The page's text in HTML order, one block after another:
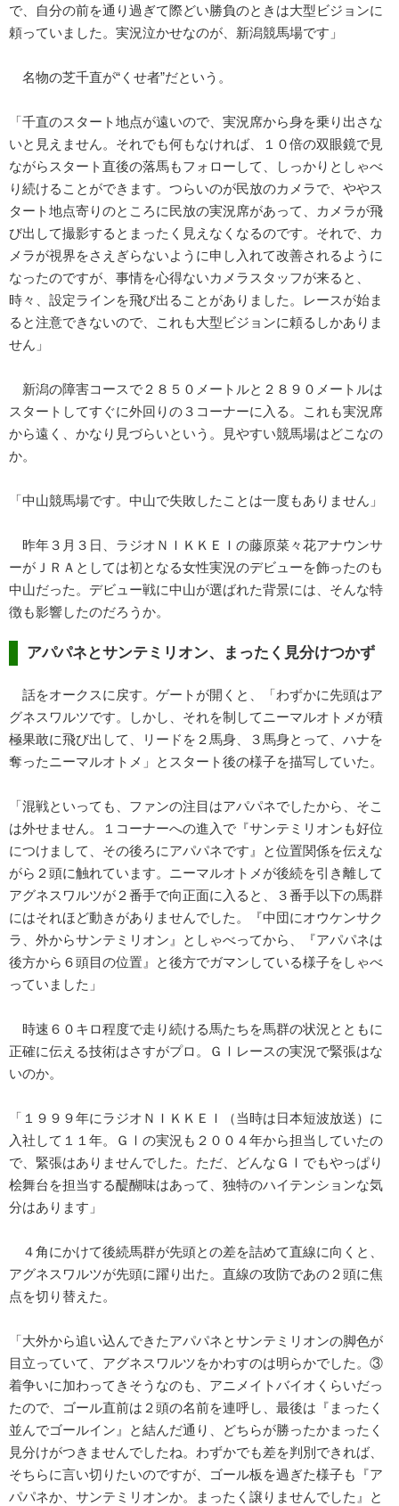
で、自分の前を通り過ぎて際どい勝負のときは大型ビジョンに
頼っていました。実況泣かせなのが、新潟競馬場です」
名物の芝千直が“くせ者”だという。
「千直のスタート地点が遠いので、実況席から身を乗り出さな
いと見えません。それでも何もなければ、１０倍の双眼鏡で見
ながらスタート直後の落馬もフォローして、しっかりとしゃべ
り続けることができます。つらいのが民放のカメラで、ややス
タート地点寄りのところに民放の実況席があって、カメラが飛
び出して撮影するとまったく見えなくなるのです。それで、カ
メラが視界をさえぎらないように申し入れて改善されるように
なったのですが、事情を心得ないカメラスタッフが来ると、
時々、設定ラインを飛び出ることがありました。レースが始ま
ると注意できないので、これも大型ビジョンに頼るしかありま
せん」
新潟の障害コースで２８５０メートルと２８９０メートルは
スタートしてすぐに外回りの３コーナーに入る。これも実況席
から遠く、かなり見づらいという。見やすい競馬場はどこなの
か。
「中山競馬場です。中山で失敗したことは一度もありません」
昨年３月３日、ラジオＮＩＫＫＥＩの藤原菜々花アナウンサ
ーがＪＲＡとしては初となる女性実況のデビューを飾ったのも
中山だった。デビュー戦に中山が選ばれた背景には、そんな特
徴も影響したのだろうか。
アパパネとサンテミリオン、まったく見分けつかず
話をオークスに戻す。ゲートが開くと、「わずかに先頭はア
グネスワルツです。しかし、それを制してニーマルオトメが積
極果敢に飛び出して、リードを２馬身、３馬身とって、ハナを
奪ったニーマルオトメ」とスタート後の様子を描写していた。
「混戦といっても、ファンの注目はアパパネでしたから、そこ
は外せません。１コーナーへの進入で『サンテミリオンも好位
につけまして、その後ろにアパパネです』と位置関係を伝えな
がら２頭に触れています。ニーマルオトメが後続を引き離して
アグネスワルツが２番手で向正面に入ると、３番手以下の馬群
にはそれほど動きがありませんでした。『中団にオウケンサク
ラ、外からサンテミリオン』としゃべってから、『アパパネは
後方から６頭目の位置』と後方でガマンしている様子をしゃべ
っていました」
時速６０キロ程度で走り続ける馬たちを馬群の状況とともに
正確に伝える技術はさすがプロ。ＧⅠレースの実況で緊張はな
いのか。
「１９９９年にラジオＮＩＫＫＥＩ（当時は日本短波放送）に
入社して１１年。ＧⅠの実況も２００４年から担当していたの
で、緊張はありませんでした。ただ、どんなＧⅠでもやっぱり
桧舞台を担当する醍醐味はあって、独特のハイテンションな気
分はあります」
４角にかけて後続馬群が先頭との差を詰めて直線に向くと、
アグネスワルツが先頭に躍り出た。直線の攻防であの２頭に焦
点を切り替えた。
「大外から追い込んできたアパパネとサンテミリオンの脚色が
目立っていて、アグネスワルツをかわすのは明らかでした。③
着争いに加わってきそうなのも、アニメイトバイオくらいだっ
たので、ゴール直前は２頭の名前を連呼し、最後は『まったく
並んでゴールイン』と結んだ通り、どちらが勝ったかまったく
見分けがつきませんでしたね。わずかでも差を判別できれば、
そちらに言い切りたいのですが、ゴール板を過ぎた様子も『ア
パパネか、サンテミリオンか。まったく譲りませんでした』と